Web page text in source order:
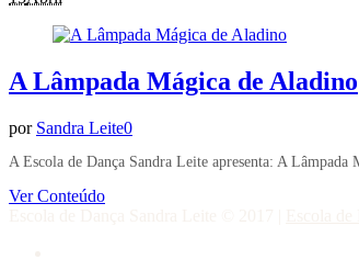
A Lâmpada Mágica de Aladino
por Sandra Leite0
A Escola de Dança Sandra Leite apresenta: A
Ver Conteúdo